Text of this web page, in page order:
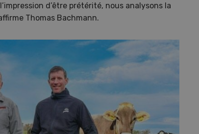
d’être prétérité, nous analysons la
Thomas Bachmann.
EN SAVOIR PLUS